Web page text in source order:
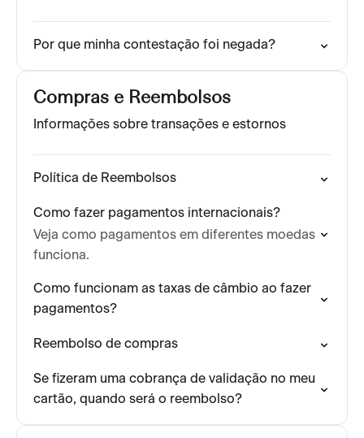
Por que minha contestação foi negada?
Compras e Reembolsos
Informações sobre transações e estornos
Política de Reembolsos
Como fazer pagamentos internacionais?
Veja como pagamentos em diferentes moedas
funciona.
Como funcionam as taxas de câmbio ao fazer
pagamentos?
Reembolso de compras
Se fizeram uma cobrança de validação no meu
cartão, quando será o reembolso?